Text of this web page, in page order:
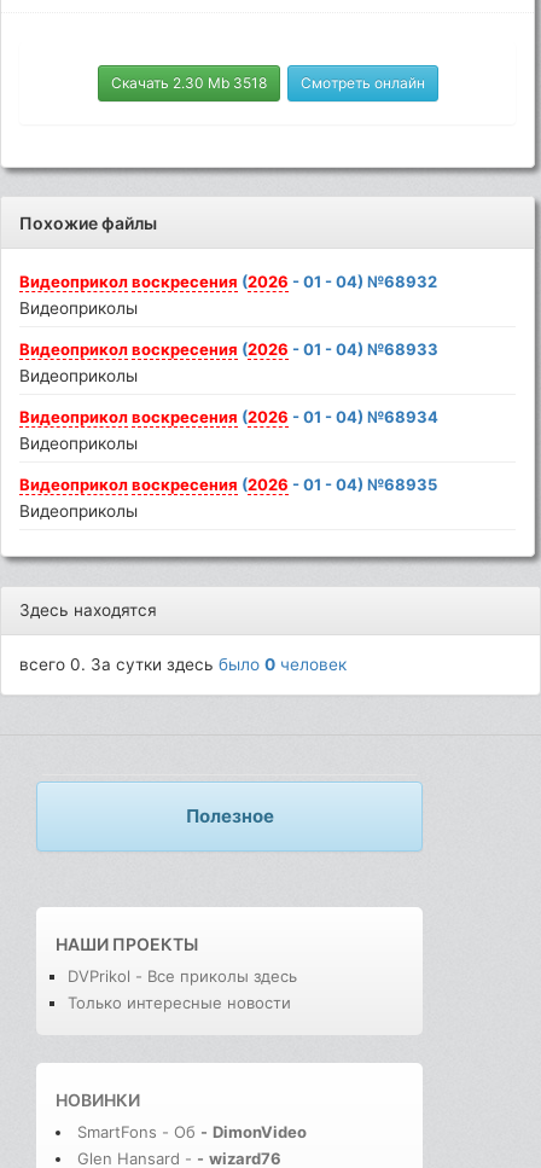
Скачать 2.30 Mb 3518 Смотреть онлайн
Похожие файлы
Видеоприкол воскресения (2026 - 01 - 04) №68932
Видеоприколы
Видеоприкол воскресения (2026 - 01 - 04) №68933
Видеоприколы
Видеоприкол воскресения (2026 - 01 - 04) №68934
Видеоприколы
Видеоприкол воскресения (2026 - 01 - 04) №68935
Видеоприколы
Здесь находятся
всего 0. За сутки здесьбыло0 человек
Полезное
НАШИ ПРОЕКТЫ
DVPrikol - Все приколы здесь
Только интересные новости
НОВИНКИ
SmartFons - Об - DimonVideo
Glen Hansard - - wizard76